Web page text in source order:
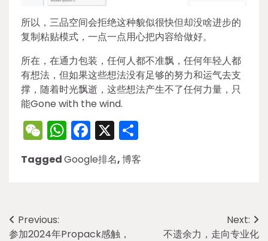
所以，三品空间会拒绝这种貌似很快但却没啥进步的
复制粘贴模式，一点一点用心把内容给做好。
所在，在通力包装，任何人都不准飘，任何年轻人都
有想法，但如果这些想法没有足够的努力和运气去支
撑，随着时光飘逝，这些想法产生不了任何力量，只
能Gone with the wind.
WeChat
WhatsApp
Facebook
X
TaggedGoogle排名,博客
Post
Previous:
参加2024年Propack感触，
Next:
不遗余力，走向专业化